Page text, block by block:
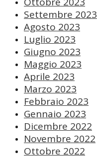
Settembre 2023
Agosto 2023
Luglio 2023
Giugno 2023
Maggio 2023
Aprile 2023
Marzo 2023
Febbraio 2023
Gennaio 2023
Dicembre 2022
Novembre 2022
Ottobre 2022